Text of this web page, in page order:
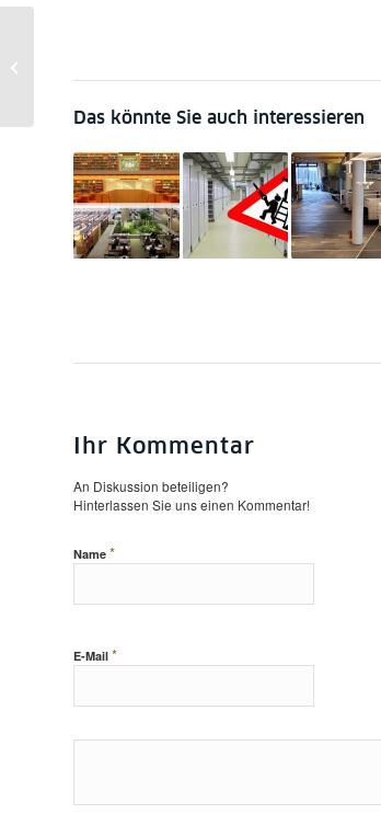
Das könnte Sie auch interessieren
Ihr Kommentar
An Diskussion beteiligen?
Hinterlassen Sie uns einen Kommentar!
Name *
E-Mail *
das Stabi Kulturwerk